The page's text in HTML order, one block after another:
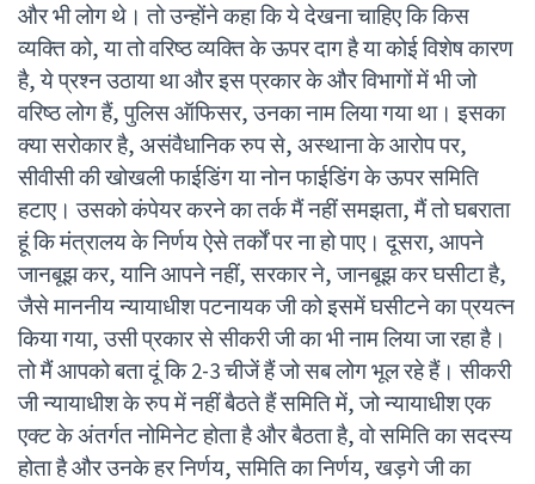
और भी लोग थे। तो उन्होंने कहा कि ये देखना चाहिए कि किस
व्यक्ति को, या तो वरिष्ठ व्यक्ति के ऊपर दाग है या कोई विशेष कारण
है, ये प्रश्न उठाया था और इस प्रकार के और विभागों में भी जो
वरिष्ठ लोग हैं, पुलिस ऑफिसर, उनका नाम लिया गया था। इसका
क्या सरोकार है, असंवैधानिक रुप से, अस्थाना के आरोप पर,
सीवीसी की खोखली फाईडिंग या नोन फाईडिंग के ऊपर समिति
हटाए। उसको कंपेयर करने का तर्क मैं नहीं समझता, मैं तो घबराता
हूं कि मंत्रालय के निर्णय ऐसे तर्कों पर ना हो पाए। दूसरा, आपने
जानबूझ कर, यानि आपने नहीं, सरकार ने, जानबूझ कर घसीटा है,
जैसे माननीय न्यायाधीश पटनायक जी को इसमें घसीटने का प्रयत्न
किया गया, उसी प्रकार से सीकरी जी का भी नाम लिया जा रहा है।
तो मैं आपको बता दूं कि 2-3 चीजें हैं जो सब लोग भूल रहे हैं। सीकरी
जी न्यायाधीश के रुप में नहीं बैठते हैं समिति में, जो न्यायाधीश एक
एक्ट के अंतर्गत नोमिनेट होता है और बैठता है, वो समिति का सदस्य
होता है और उनके हर निर्णय, समिति का निर्णय, खड़गे जी का